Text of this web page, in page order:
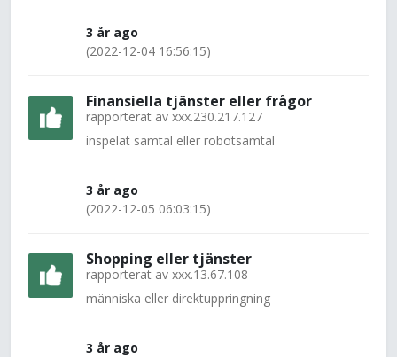
3 år ago
(2022-12-04 16:56:15)
Finansiella tjänster eller frågor
rapporterat av xxx.230.217.127
inspelat samtal eller robotsamtal
3 år ago
(2022-12-05 06:03:15)
Shopping eller tjänster
rapporterat av xxx.13.67.108
människa eller direktuppringning
3 år ago